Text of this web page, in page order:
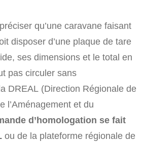
qu’une caravane faisant
disposer d’une plaque de tare
ses dimensions et le total en
pas circuler sans
DREAL (Direction Régionale de
l’Aménagement et du
d’homologation se fait
ou de la plateforme régionale de